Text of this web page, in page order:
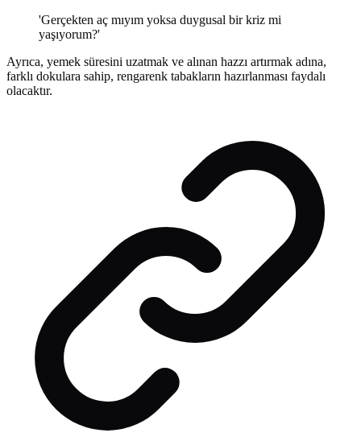
'Gerçekten aç mıyım yoksa duygusal bir kriz mi
yaşıyorum?'
Ayrıca, yemek süresini uzatmak ve alınan hazzı artırmak adına,
farklı dokulara sahip, rengarenk tabakların hazırlanması faydalı
olacaktır.